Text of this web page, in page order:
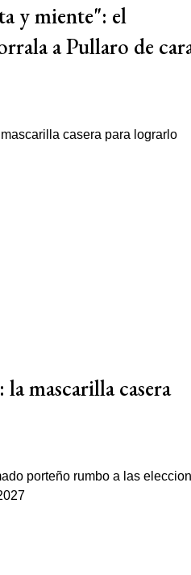
y miente": el
a Pullaro de
mascarilla casera